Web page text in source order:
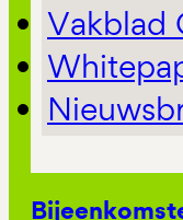
Vakblad